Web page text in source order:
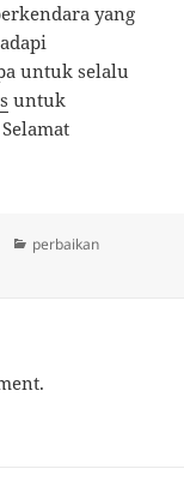
yang
untuk selalu
untuk
Categories
perbaikan